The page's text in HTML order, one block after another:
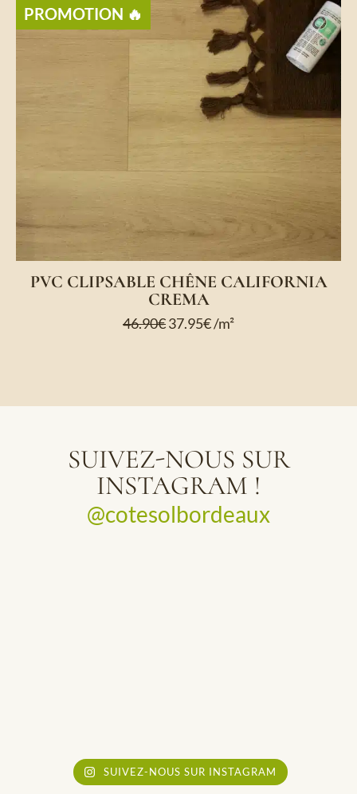
PROMOTION 🔥
PVC CLIPSABLE CHÊNE CALIFORNIA
CREMA
46.90€37.95€/m²
SUIVEZ-NOUS SUR
INSTAGRAM !
@cotesolbordeaux
SUIVEZ-NOUS SUR INSTAGRAM